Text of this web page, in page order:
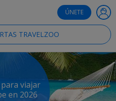
ÚNETE
TRAVELZOO
viajar
en 2026